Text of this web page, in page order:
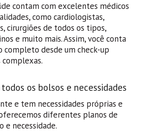
contam com excelentes médicos
como cardiologistas,
cirurgiões de todos os tipos,
e muito mais. Assim, você conta
desde um check-up
os bolsos e necessidades
e tem necessidades próprias e
diferentes planos de
e necessidade.